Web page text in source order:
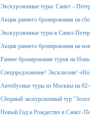
Экскурсионные туры: Санкт –
Акция раннего бронирования на
Экскурсионные туры в Санкт-
Акция раннего бронирования на
Раннее бронирование туров на
Спецпредложение! Эксклюзив!
Автобусные туры из Москвы на
Сборный экскурсионный тур
Новый Год и Рождество в